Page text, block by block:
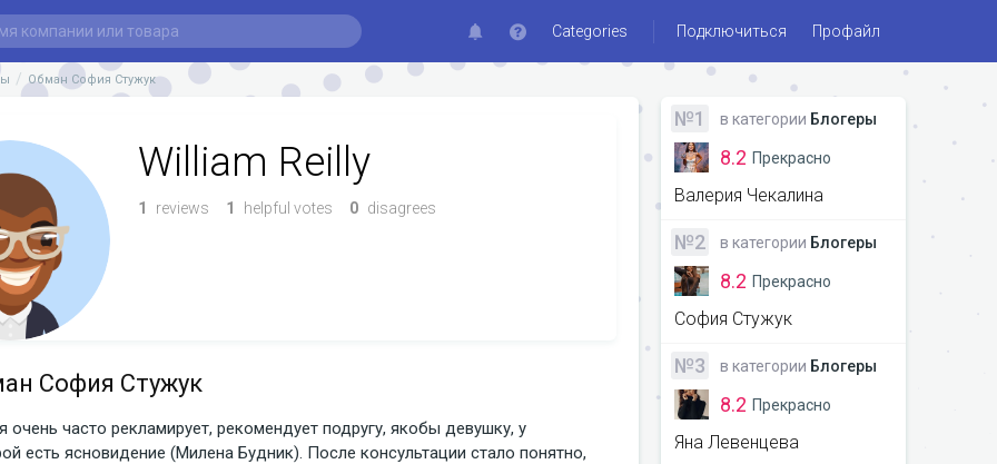
Categories Подключиться Профайл
Обман София Стужук
William Reilly
1 reviews 1 helpful votes 0 disagrees
София Стужук
очень часто рекламирует, рекомендует подругу, якобы девушку, у
есть ясновидение (Милена Будник). После консультации стало понятно,
№1 в категории Блогеры
8.2 Прекрасно
Валерия Чекалина
№2 в категории Блогеры
8.2 Прекрасно
София Стужук
№3 в категории Блогеры
8.2 Прекрасно
Яна Левенцева